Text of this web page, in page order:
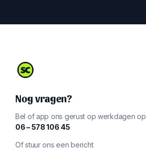
Nog vragen?
Bel of app ons gerust op werkdagen op
‪06 – 578 106 45‬
Of stuur ons een bericht